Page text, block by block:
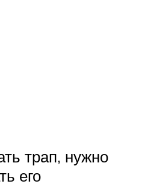
трап, нужно
его